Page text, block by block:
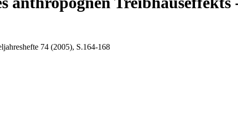
74 (2005), S.164-168